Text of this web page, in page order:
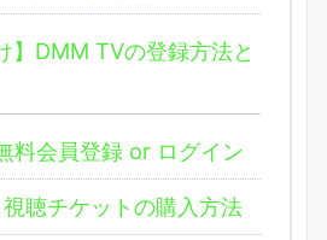
】DMM TVの登録方法と
料会員登録 or ログイン
聴チケットの購入方法